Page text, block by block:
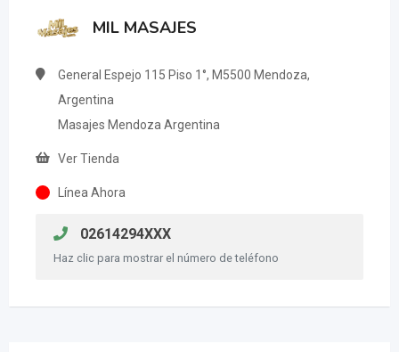
MIL MASAJES
General Espejo 115 Piso 1°, M5500 Mendoza,
Argentina
Masajes Mendoza Argentina
Ver Tienda
Línea Ahora
02614294XXX
Haz clic para mostrar el número de teléfono